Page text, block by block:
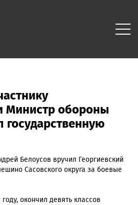
Министр обороны
государственную
Белоусов вручил Георгиевский
Сасовского округа за боевые
окончил девять классов